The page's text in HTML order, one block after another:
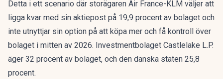
Detta i ett scenario där storägaren Air France-KLM väljer att
ligga kvar med sin aktiepost på 19,9 procent av bolaget och
inte utnyttjar sin option på att köpa mer och få kontroll över
bolaget i mitten av 2026. Investmentbolaget Castlelake L.P.
äger 32 procent av bolaget, och den danska staten 25,8
procent.